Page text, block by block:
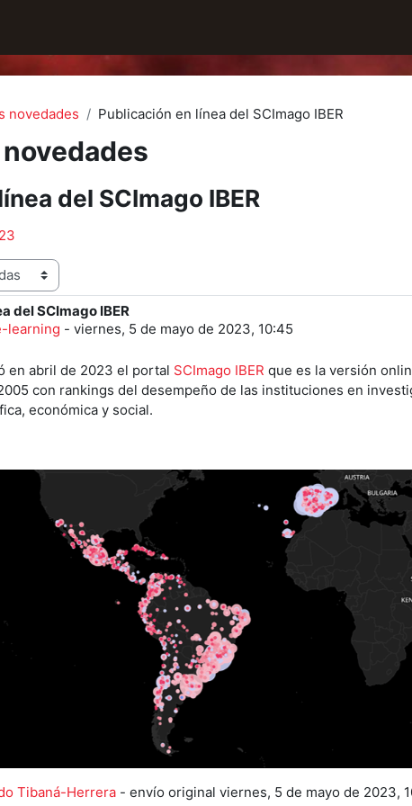
novedades Publicación en línea del SCImago IBER
del SCImago IBER
del SCImago IBER
learning - viernes, 5 de mayo de 2023, 10:45
0
en abril de 2023 el portal SCImago IBER que es la versión
con rankings del desempeño de las instituciones en
económica y social.
Tibaná-Herrera - envío original viernes, 5 de mayo de 2023,